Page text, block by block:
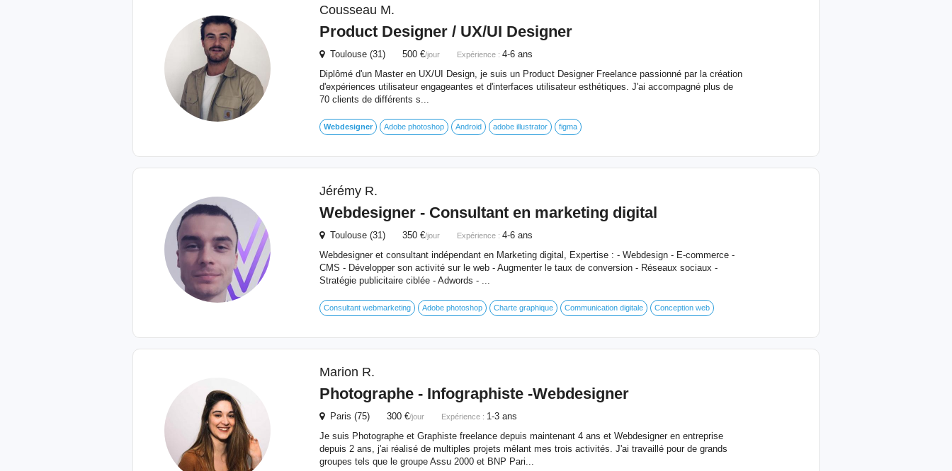
Cousseau M.
Product Designer / UX/UI Designer
Toulouse (31) 500 €/jour Expérience : 4-6 ans
Diplômé d'un Master en UX/UI Design, je suis un Product Designer Freelance passionné par la création
d'expériences utilisateur engageantes et d'interfaces utilisateur esthétiques. J'ai accompagné plus de
70 clients de différents s...
Webdesigner Adobe photoshop Android adobe illustrator figma
Jérémy R.
Webdesigner- Consultant en marketing digital
Toulouse (31) 350 €/jour Expérience : 4-6 ans
Webdesigner et consultant indépendant en Marketing digital, Expertise : - Webdesign - E-commerce -
CMS - Développer son activité sur le web - Augmenter le taux de conversion - Réseaux sociaux -
Stratégie publicitaire ciblée - Adwords - ...
Consultant webmarketing Adobe photoshop Charte graphique Communication digitale Conception web
Marion R.
Photographe - Infographiste -Webdesigner
Paris (75) 300 €/jour Expérience : 1-3 ans
Je suis Photographe et Graphiste freelance depuis maintenant 4 ans et Webdesigner en entreprise
depuis 2 ans, j'ai réalisé de multiples projets mêlant mes trois activités. J'ai travaillé pour de grands
groupes tels que le groupe Assu 2000 et BNP Pari...